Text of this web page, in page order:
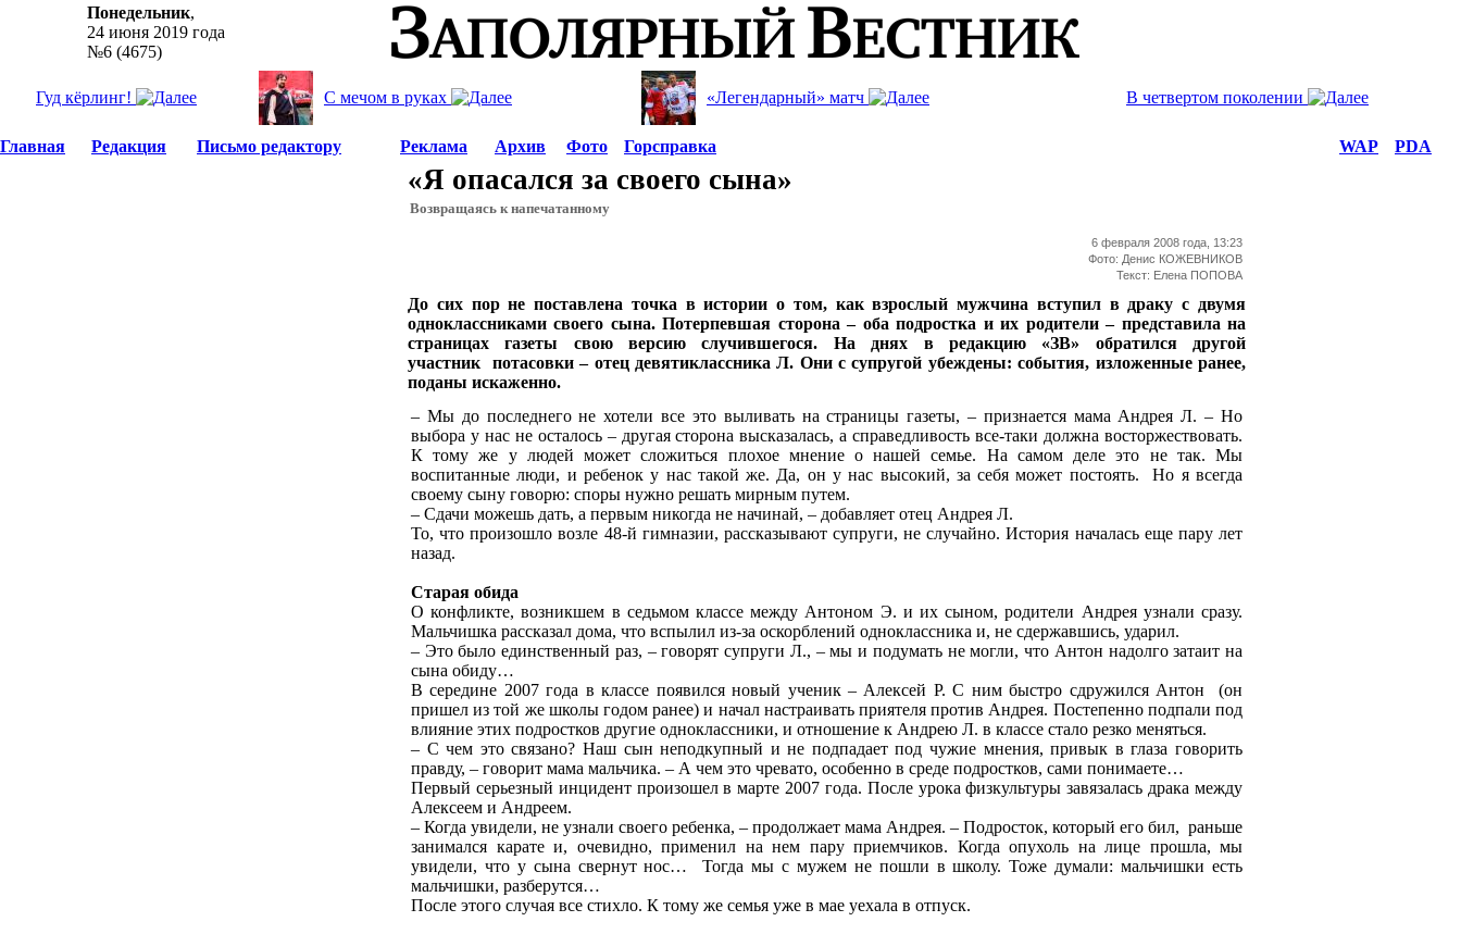
Понедельник,
24 июня 2019 года
№6 (4675)
Гуд кёрлинг! С мечом в руках «Легендарный» матч В четвертом поколении
Главная Редакция Письмо редактору Реклама Архив Фото Горсправка WAP PDA
«Я опасался за своего сына»
Возвращаясь к напечатанному
6 февраля 2008 года, 13:23
Фото: Денис КОЖЕВНИКОВ
Текст: Елена ПОПОВА
До сих пор не поставлена точка в истории о том, как взрослый мужчина вступил в драку с двумя
одноклассниками своего сына. Потерпевшая сторона – оба подростка и их родители – представила на
страницах газеты свою версию случившегося. На днях в редакцию «ЗВ» обратился другой
участник потасовки – отец девятиклассника Л. Они с супругой убеждены: события, изложенные ранее,
поданы искаженно.
– Мы до последнего не хотели все это выливать на страницы газеты, – признается мама Андрея Л. – Но
выбора у нас не осталось – другая сторона высказалась, а справедливость все-таки должна восторжествовать.
К тому же у людей может сложиться плохое мнение о нашей семье. На самом деле это не так. Мы
воспитанные люди, и ребенок у нас такой же. Да, он у нас высокий, за себя может постоять. Но я всегда
своему сыну говорю: споры нужно решать мирным путем.
– Сдачи можешь дать, а первым никогда не начинай, – добавляет отец Андрея Л.
То, что произошло возле 48-й гимназии, рассказывают супруги, не случайно. История началась еще пару лет
назад.
Старая обида
О конфликте, возникшем в седьмом классе между Антоном Э. и их сыном, родители Андрея узнали сразу.
Мальчишка рассказал дома, что вспылил из-за оскорблений одноклассника и, не сдержавшись, ударил.
– Это было единственный раз, – говорят супруги Л., – мы и подумать не могли, что Антон надолго затаит на
сына обиду…
В середине 2007 года в классе появился новый ученик – Алексей Р. С ним быстро сдружился Антон (он
пришел из той же школы годом ранее) и начал настраивать приятеля против Андрея. Постепенно подпали под
влияние этих подростков другие одноклассники, и отношение к Андрею Л. в классе стало резко меняться.
– С чем это связано? Наш сын неподкупный и не подпадает под чужие мнения, привык в глаза говорить
правду, – говорит мама мальчика. – А чем это чревато, особенно в среде подростков, сами понимаете…
Первый серьезный инцидент произошел в марте 2007 года. После урока физкультуры завязалась драка между
Алексеем и Андреем.
– Когда увидели, не узнали своего ребенка, – продолжает мама Андрея. – Подросток, который его бил, раньше
занимался карате и, очевидно, применил на нем пару приемчиков. Когда опухоль на лице прошла, мы
увидели, что у сына свернут нос… Тогда мы с мужем не пошли в школу. Тоже думали: мальчишки есть
мальчишки, разберутся…
После этого случая все стихло. К тому же семья уже в мае уехала в отпуск.